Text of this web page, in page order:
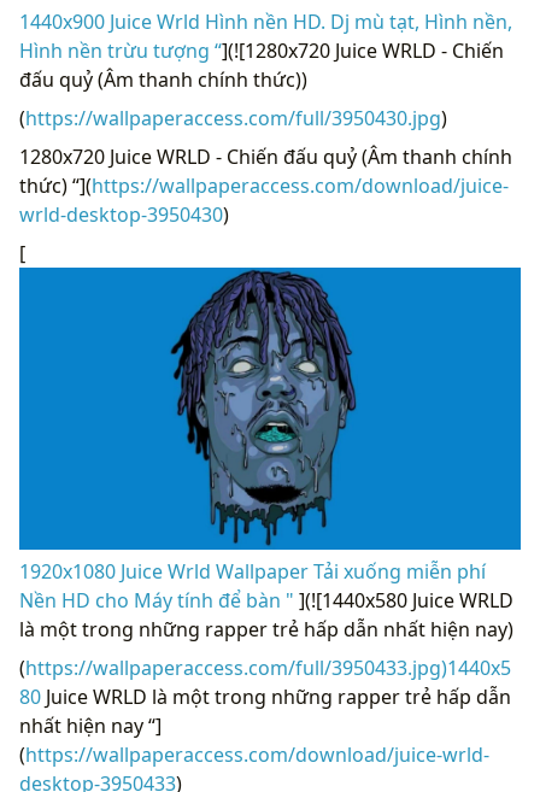
1440x900 Juice Wrld Hình nền HD. Dj mù tạt, Hình nền,
Hình nền trừu tượng “](![1280x720 Juice WRLD - Chiến
đấu quỷ (Âm thanh chính thức))
(https://wallpaperaccess.com/full/3950430.jpg)
1280x720 Juice WRLD - Chiến đấu quỷ (Âm thanh chính
thức) “](https://wallpaperaccess.com/download/juice-
wrld-desktop-3950430)
[
1920x1080 Juice Wrld Wallpaper Tải xuống miễn phí
Nền HD cho Máy tính để bàn " ](![1440x580 Juice WRLD
là một trong những rapper trẻ hấp dẫn nhất hiện nay)
(https://wallpaperaccess.com/full/3950433.jpg)1440x5
80 Juice WRLD là một trong những rapper trẻ hấp dẫn
nhất hiện nay “]
(https://wallpaperaccess.com/download/juice-wrld-
desktop-3950433)